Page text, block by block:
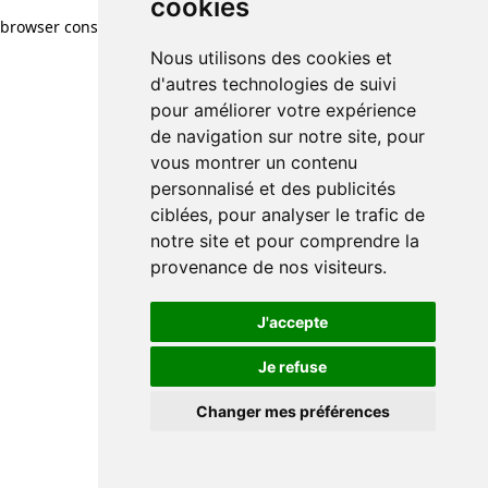
cookies
Nous utilisons des cookies et
d'autres technologies de suivi
pour améliorer votre expérience
de navigation sur notre site, pour
vous montrer un contenu
personnalisé et des publicités
ciblées, pour analyser le trafic de
notre site et pour comprendre la
provenance de nos visiteurs.
J'accepte
Je refuse
Changer mes préférences
browser console for more information)